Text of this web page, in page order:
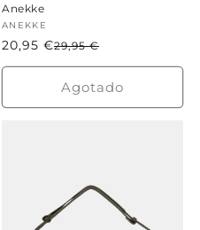
Anekke
Proveedor:
ANEKKE
habitual
29,95 €
de
oferta
20,95 €
Agotado